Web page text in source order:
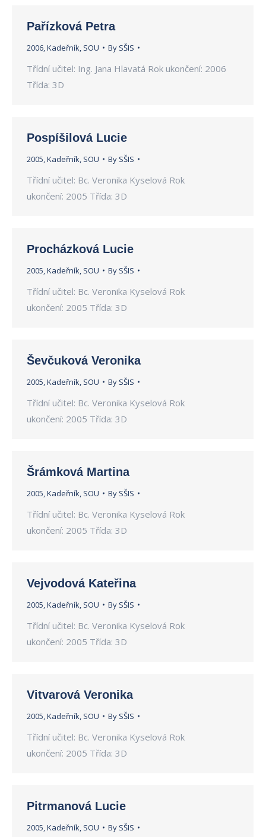
Pařízková Petra
2006,Kadeřník, SOU By SŠIS
Třídní učitel: Ing. Jana Hlavatá Rok ukončení: 2006
Třída: 3D
Pospíšilová Lucie
2005,Kadeřník, SOU By SŠIS
Třídní učitel: Bc. Veronika Kyselová Rok
ukončení: 2005 Třída: 3D
Procházková Lucie
2005,Kadeřník, SOU By SŠIS
Třídní učitel: Bc. Veronika Kyselová Rok
ukončení: 2005 Třída: 3D
Ševčuková Veronika
2005,Kadeřník, SOU By SŠIS
Třídní učitel: Bc. Veronika Kyselová Rok
ukončení: 2005 Třída: 3D
Šrámková Martina
2005,Kadeřník, SOU By SŠIS
Třídní učitel: Bc. Veronika Kyselová Rok
ukončení: 2005 Třída: 3D
Vejvodová Kateřina
2005,Kadeřník, SOU By SŠIS
Třídní učitel: Bc. Veronika Kyselová Rok
ukončení: 2005 Třída: 3D
Vitvarová Veronika
2005,Kadeřník, SOU By SŠIS
Třídní učitel: Bc. Veronika Kyselová Rok
ukončení: 2005 Třída: 3D
Pitrmanová Lucie
2005,Kadeřník, SOU By SŠIS